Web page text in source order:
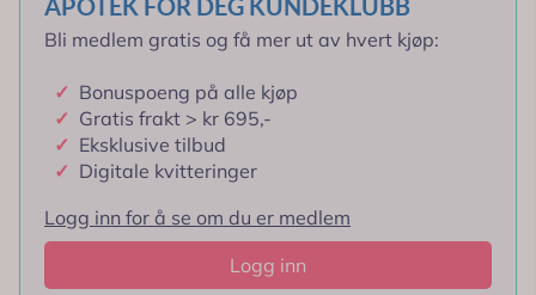
Bli medlem gratis og få mer ut av hvert kjøp:
✓ Bonuspoeng på alle kjøp
✓ Gratis frakt > kr 695,-
✓ Eksklusive tilbud
✓ Digitale kvitteringer
Logg inn for å se om du er medlem
Logg inn